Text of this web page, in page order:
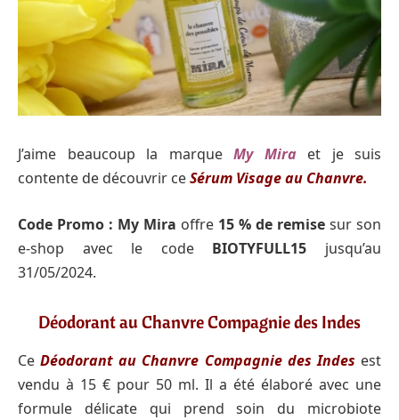
J’aime beaucoup la marque My Mira et je suis
contente de découvrir ceSérum Visage au Chanvre.
Code Promo : My Mira offre 15 % de remise sur son
e-shop avec le code BIOTYFULL15 jusqu’au
31/05/2024.
Déodorant au Chanvre Compagnie des Indes
CeDéodorant au Chanvre Compagnie des Indes est
vendu à 15 € pour 50 ml. Il a été élaboré avec une
formule délicate qui prend soin du microbiote